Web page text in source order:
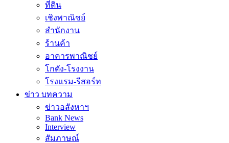
ที่ดิน
เชิงพาณิชย์
สำนักงาน
ร้านค้า
อาคารพาณิชย์
โกดัง-โรงงาน
โรงแรม-รีสอร์ท
ข่าว บทความ
ข่าวอสังหาฯ
Bank News
Interview
สัมภาษณ์